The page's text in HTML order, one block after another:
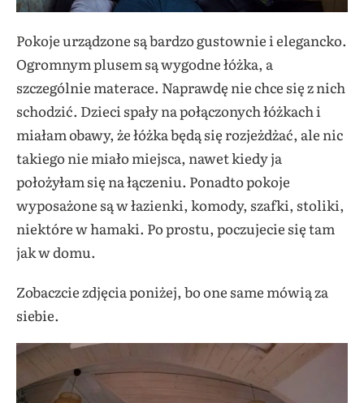
Pokoje urządzone są bardzo gustownie i elegancko.
Ogromnym plusem są wygodne łóżka, a
szczególnie materace. Naprawdę nie chce się z nich
schodzić. Dzieci spały na połączonych łóżkach i
miałam obawy, że łóżka będą się rozjeżdżać, ale nic
takiego nie miało miejsca, nawet kiedy ja
położyłam się na łączeniu. Ponadto pokoje
wyposażone są w łazienki, komody, szafki, stoliki,
niektóre w hamaki. Po prostu, poczujecie się tam
jak w domu.
Zobaczcie zdjęcia poniżej, bo one same mówią za
siebie.